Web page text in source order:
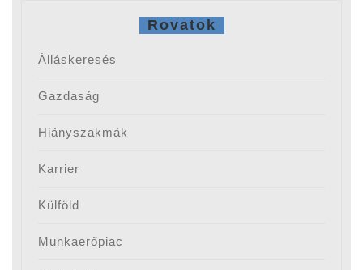
Rovatok
Álláskeresés
Gazdaság
Hiányszakmák
Karrier
Külföld
Munkaerőpiac